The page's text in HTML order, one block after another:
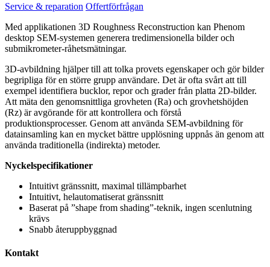
Service & reparation Offertförfrågan
Med applikationen 3D Roughness Reconstruction kan Phenom
desktop SEM-systemen generera tredimensionella bilder och
submikrometer-råhetsmätningar.
3D-avbildning hjälper till att tolka provets egenskaper och gör bilder
begripliga för en större grupp användare. Det är ofta svårt att till
exempel identifiera bucklor, repor och grader från platta 2D-bilder.
Att mäta den genomsnittliga grovheten (Ra) och grovhetshöjden
(Rz) är avgörande för att kontrollera och förstå
produktionsprocesser. Genom att använda SEM-avbildning för
datainsamling kan en mycket bättre upplösning uppnås än genom att
använda traditionella (indirekta) metoder.
Nyckelspecifikationer
Intuitivt gränssnitt, maximal tillämpbarhet
Intuitivt, helautomatiserat gränssnitt
Baserat på ”shape from shading”-teknik, ingen scenlutning
krävs
Snabb återuppbyggnad
Kontakt